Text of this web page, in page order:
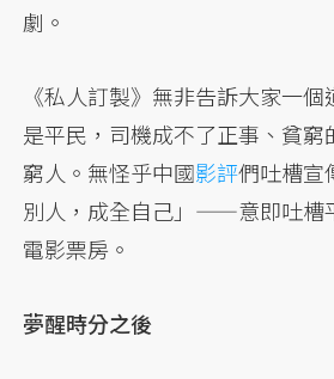
劇。
《私人訂製》無非告訴大家一
是平民，司機成不了正事、貧窮
窮人。無怪乎中國影評們吐槽
別人，成全自己」——意即吐槽
電影票房。
夢醒時分之後